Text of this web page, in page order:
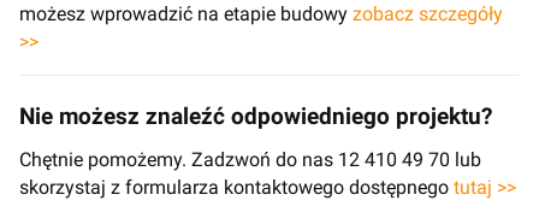
możesz wprowadzić na etapie budowy zobacz szczegóły
>>
Nie możesz znaleźć odpowiedniego projektu?
Chętnie pomożemy. Zadzwoń do nas 12 410 49 70 lub
skorzystaj z formularza kontaktowego dostępnego tutaj >>